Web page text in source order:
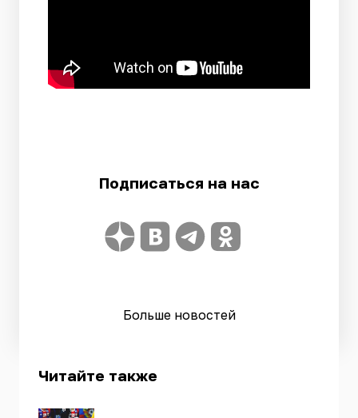
Подписаться на нас
Больше новостей
Читайте также